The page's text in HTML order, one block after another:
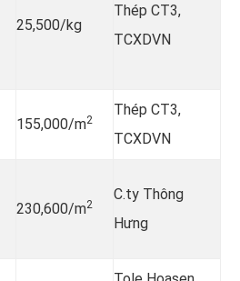
25,500/kg
Thép CT3,
TCXDVN
155,000/m2
Thép CT3,
TCXDVN
230,600/m2
C.ty Thông
Hưng